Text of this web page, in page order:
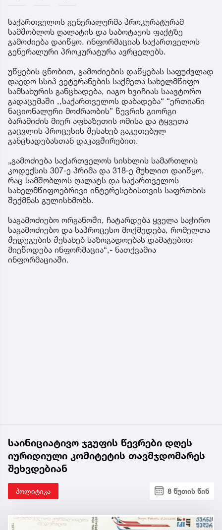
საქართველოს გენერალურმა პროკურატურამ
სამშობლოს ღალატის და საბოტაჟის ფაქტზე
გამოძიება დაიწყო. ინფორმაციას საქართველოს
გენერალური პროკურატურა ავრცელებს.
უწყების ცნობით, გამოძიების დაწყებას საფუძვლად
დაედო სსიპ ვეტერანების საქმეთა სახელმწიფო
სამსახურის განცხადება, იაგო ხვიჩიას საავტორო
გადაცემაში ,,საქართველოს დაბადება“ “ერთიანი
ნაციონალური მოძრაობის” წევრის გიორგი
ბარამიძის მიერ აფხაზეთის ომისა და ტყვეთა
გაცვლის პროცესის შესახებ გაკეთებულ
განცხადებასთან დაკავშირებით.
„გამოძიება საქართველოს სისხლის სამართლის
კოდექსის 307-ე პრიმა და 318-ე მუხლით დაიწყო,
რაც სამშობლოს ღალატს და საქართველოს
სახელმწიფოებრივი ინტერესებისთვის საფრთხის
შექმნას გულისხმობს.
საგამოძიებო ორგანოში, ჩატარდება ყველა საჭირო
საგამოძიებო და საპროცესო მოქმედება, რომელთა
შედეგების შესახებ საზოგადოებას დამატებით
მიეწოდება ინფორმაცია“,- ნათქვამია
ინფორმაციაში.
საინიციატივო ჯგუფის წევრები დღეს
იურიდიული კომიტეტის თავმჯდომარეს
შეხვდებიან
პოლიტიკა 8 წუთის წინ